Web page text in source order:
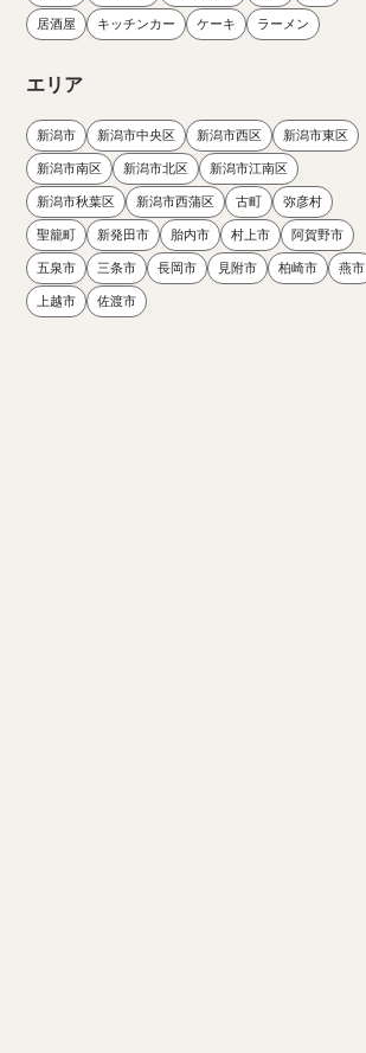
居酒屋 キッチンカー ケーキ ラーメン
エリア
新潟市 新潟市中央区 新潟市西区 新潟市東区
新潟市南区 新潟市北区 新潟市江南区
新潟市秋葉区 新潟市西蒲区 古町 弥彦村
聖籠町 新発田市 胎内市 村上市 阿賀野市
五泉市 三条市 長岡市 見附市 柏崎市 燕市
上越市 佐渡市